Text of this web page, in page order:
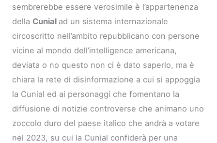
sembrerebbe essere verosimile è l’appartenenza
della Cunial ad un sistema internazionale
circoscritto nell’ambito repubblicano con persone
vicine al mondo dell’intelligence americana,
deviata o no questo non ci è dato saperlo, ma è
chiara la rete di disinformazione a cui si appoggia
la Cunial ed ai personaggi che fomentano la
diffusione di notizie controverse che animano uno
zoccolo duro del paese italico che andrà a votare
nel 2023, su cui la Cunial confiderà per una